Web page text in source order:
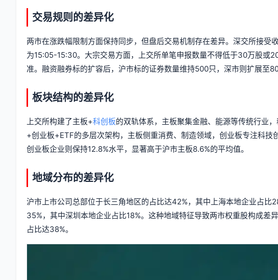
交易规则的差异化
两市在涨跌幅限制方面保持同步，但盘后交易机制存在差异。深交所接
为15:05-15:30。大宗交易方面，上交所单笔申报数量不得低于30万股或
准。融资融券标的扩容后，沪市标的证券数量维持500只，深市则扩展至
板块结构的差异化
上交所构建了主板+科创板的双轨体系，主板聚集金融、能源等传统行业
+创业板+ETF的多层次架构，主板侧重消费、制造领域，创业板专注科技
创业板企业则保持12.8%水平，显著高于沪市主板8.6%的平均值。
地域分布的差异化
沪市上市公司总部位于长三角地区的占比达42%，其中上海本地企业占
35%，其中深圳本地企业占比18%。这种地域特征导致两市权重股构成
占比达38%。